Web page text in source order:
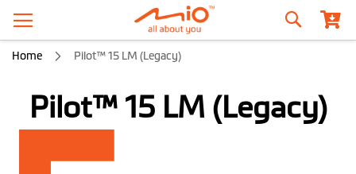
Zoeken
Home Pilot™ 15 LM (Legacy)
Pilot™ 15 LM (Legacy)